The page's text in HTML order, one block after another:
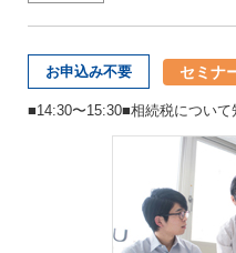
お申込み不要 セミナ
■14:30〜15:30■相続税につい